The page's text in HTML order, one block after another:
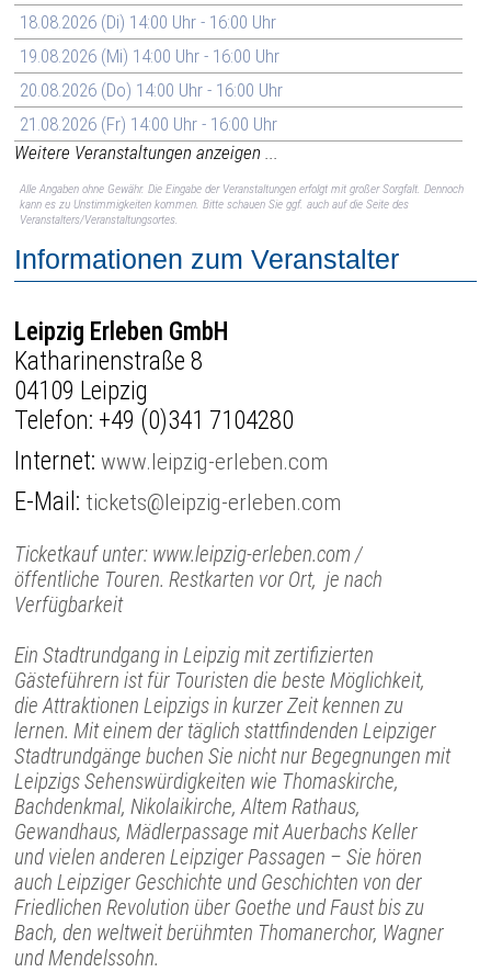
18.08.2026 (Di) 14:00 Uhr - 16:00 Uhr
19.08.2026 (Mi) 14:00 Uhr - 16:00 Uhr
20.08.2026 (Do) 14:00 Uhr - 16:00 Uhr
21.08.2026 (Fr) 14:00 Uhr - 16:00 Uhr
Weitere Veranstaltungen anzeigen ...
Alle Angaben ohne Gewähr. Die Eingabe der Veranstaltungen erfolgt mit großer Sorgfalt. Dennoch
kann es zu Unstimmigkeiten kommen. Bitte schauen Sie ggf. auch auf die Seite des
Veranstalters/Veranstaltungsortes.
Informationen zum Veranstalter
Leipzig Erleben GmbH
Katharinenstraße 8
04109 Leipzig
Telefon: +49 (0)341 7104280
Internet:www.leipzig-erleben.com
E-Mail: tickets@leipzig-erleben.com
Ticketkauf unter: www.leipzig-erleben.com /
öffentliche Touren. Restkarten vor Ort, je nach
Verfügbarkeit
Ein Stadtrundgang in Leipzig mit zertifizierten
Gästeführern ist für Touristen die beste Möglichkeit,
die Attraktionen Leipzigs in kurzer Zeit kennen zu
lernen. Mit einem der täglich stattfindenden Leipziger
Stadtrundgänge buchen Sie nicht nur Begegnungen mit
Leipzigs Sehenswürdigkeiten wie Thomaskirche,
Bachdenkmal, Nikolaikirche, Altem Rathaus,
Gewandhaus, Mädlerpassage mit Auerbachs Keller
und vielen anderen Leipziger Passagen – Sie hören
auch Leipziger Geschichte und Geschichten von der
Friedlichen Revolution über Goethe und Faust bis zu
Bach, den weltweit berühmten Thomanerchor, Wagner
und Mendelssohn.